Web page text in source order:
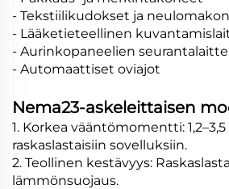
- Tekstiilikudokset ja
- Lääketieteellinen
- Aurinkopaneelien
- Automaattiset oviajot
Nema23-askeleittaisen
1. Korkea vääntömomentti:
raskaslastaisiin sovelluksiin.
2. Teollinen kestävyys:
lämmönsuojaus.